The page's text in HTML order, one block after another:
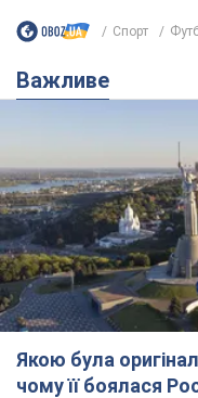
Спорт
Важливе
Якою була
чому її боялася